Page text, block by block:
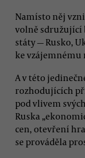
Namísto něj
volně sdružující
státy — Rusko,
ke vzájemnému
A v této
rozhodujících
pod vlivem
Ruska
cen, otevření
se prováděla